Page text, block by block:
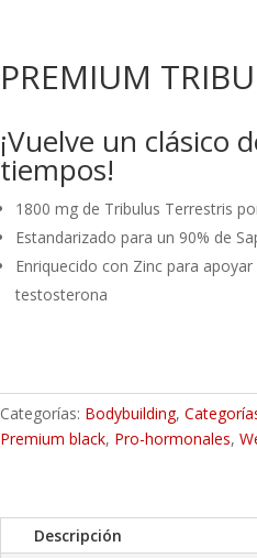
PREMIUM
¡Vuelve un clásico
tiempos!
1800 mg de Tribulus Terrestris
Estandarizado para un 90% de
Enriquecido con Zinc para
testosterona
Categorías: Bodybuilding,
Premium black, Pro-hormonales,
Descripción